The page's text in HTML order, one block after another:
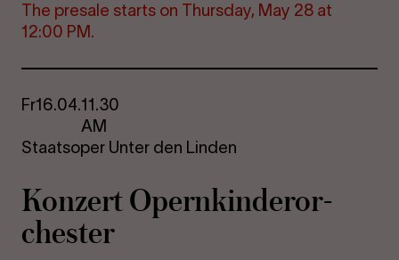
The pre­s­ale starts on Thursday, May 28 at
12:00 PM.
Fr16.04.11.30
AM
Staatsoper Unter den Linden
Konzert Opern­kinder­or­
chester